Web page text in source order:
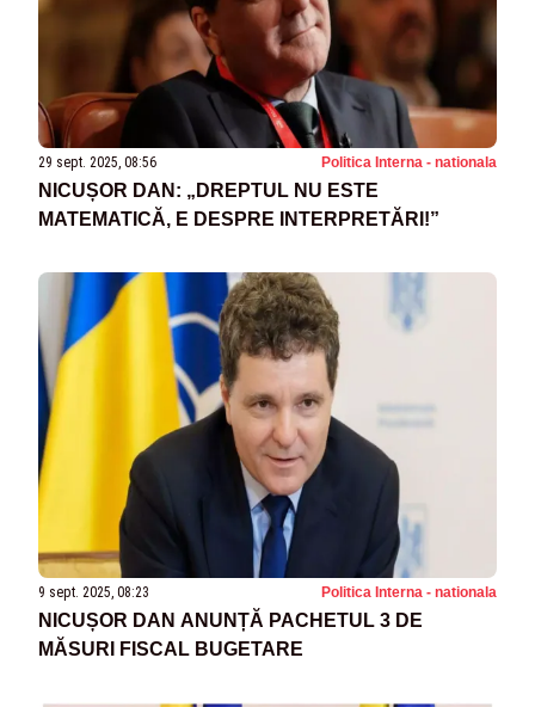
29 sept. 2025, 08:56 Politica Interna - nationala
NICUȘOR DAN: „DREPTUL NU ESTE
MATEMATICĂ, E DESPRE INTERPRETĂRI!”
9 sept. 2025, 08:23 Politica Interna - nationala
NICUȘOR DAN ANUNȚĂ PACHETUL 3 DE
MĂSURI FISCAL BUGETARE